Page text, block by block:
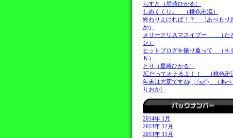
らすと（星崎ひかる）
しめくくり。 （桃色卍流）
終わりよければ！？ （あべもり
か）
メリークリスマスイブー （た
ン）
ヒットブログを振り返って （Ｋ
Ｎ）
とり（星崎ひかる）
JCだってオナるよ！！ （桃色卍
年末は大変ですね(；^ω^) （あべ
りおか）
2014年 1月
2013年 12月
2013年 11月